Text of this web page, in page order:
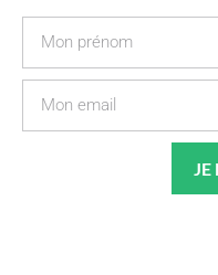
JE